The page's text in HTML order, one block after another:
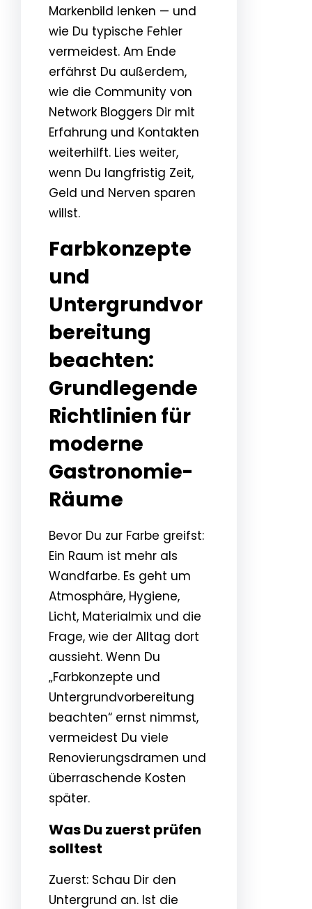
Markenbild lenken — und
wie Du typische Fehler
vermeidest. Am Ende
erfährst Du außerdem,
wie die Community von
Network Bloggers Dir mit
Erfahrung und Kontakten
weiterhilft. Lies weiter,
wenn Du langfristig Zeit,
Geld und Nerven sparen
willst.
Farbkonzepte
und
Untergrundvor
bereitung
beachten:
Grundlegende
Richtlinien für
moderne
Gastronomie-
Räume
Bevor Du zur Farbe greifst:
Ein Raum ist mehr als
Wandfarbe. Es geht um
Atmosphäre, Hygiene,
Licht, Materialmix und die
Frage, wie der Alltag dort
aussieht. Wenn Du
„Farbkonzepte und
Untergrundvorbereitung
beachten“ ernst nimmst,
vermeidest Du viele
Renovierungsdramen und
überraschende Kosten
später.
Was Du zuerst prüfen
solltest
Zuerst: Schau Dir den
Untergrund an. Ist die